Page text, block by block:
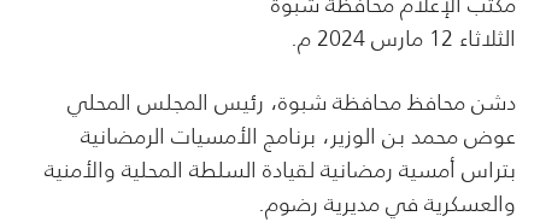
الثلاثاء 12 مارس 2024 م.
دشن محافظ محافظة شبوة، رئيس المجلس المحلي
عوض محمد بن الوزير، برنامج الأمسيات الرمضانية
بتراس أمسية رمضانية لقيادة السلطة المحلية والأمنية
والعسكرية في مديرية رضوم.